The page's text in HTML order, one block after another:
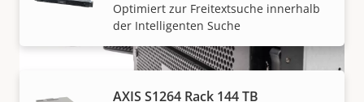
Optimiert zur Freitextsuche innerhalb
der Intelligenten Suche
AXIS S1264 Rack 144 TB